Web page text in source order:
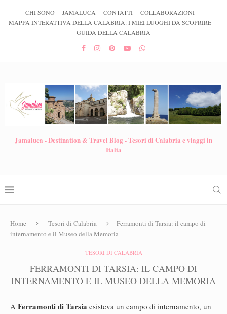
CHI SONO JAMALUCA CONTATTI
COLLABORAZIONI
MAPPA INTERATTIVA DELLA CALABRIA: I MIEI LUOGHI DA SCOPRIRE
GUIDA DELLA CALABRIA
Jamaluca - Destination & Travel Blog - Tesori di Calabria e viaggi in
Italia
Home Tesori di Calabria
Ferramonti di Tarsia: il campo di
internamento e il Museo della Memoria
TESORI DI CALABRIA
FERRAMONTI DI TARSIA: IL CAMPO DI
INTERNAMENTO E IL MUSEO DELLA MEMORIA
A Ferramonti di Tarsia esisteva un campo di internamento, un